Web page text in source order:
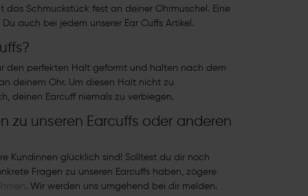
das Schmuckstück fest an deiner Ohrmuschel. Eine
auch bei jedem unserer Ear Cuffs Artikel.
den perfekten Halt geformt und halten nach dem
deinem Ohr. Um diesen Halt nicht zu
deinen Earcuff niemals zu verbiegen.
zu unseren Earcuffs oder anderen
Kundinnen glücklich sind! Solltest du dir noch
Fragen zu unseren Earcuffs haben, zögere
. Wir werden uns umgehend bei dir melden.